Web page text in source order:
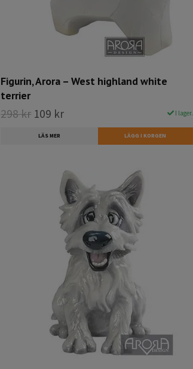
Figurin, Arora – West highland white
terrier
298 kr 109 kr I lager.
LÄS MER